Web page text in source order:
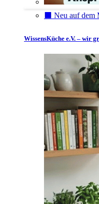
⬛️ Neu auf
WissensKüche e.V. – wir